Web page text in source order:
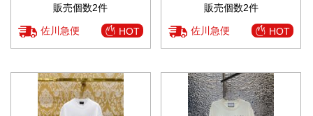
販売個数2件
佐川急便 HOT
販売個数2件
佐川急便 HOT